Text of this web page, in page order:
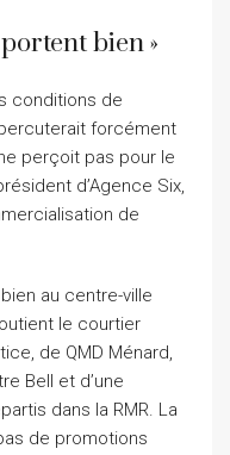
bien »
conditions de
forcément
perçoit pas pour le
d’Agence Six,
de
au centre-ville
le courtier
de QMD Ménard,
Bell et d’une
dans la RMR. La
de promotions